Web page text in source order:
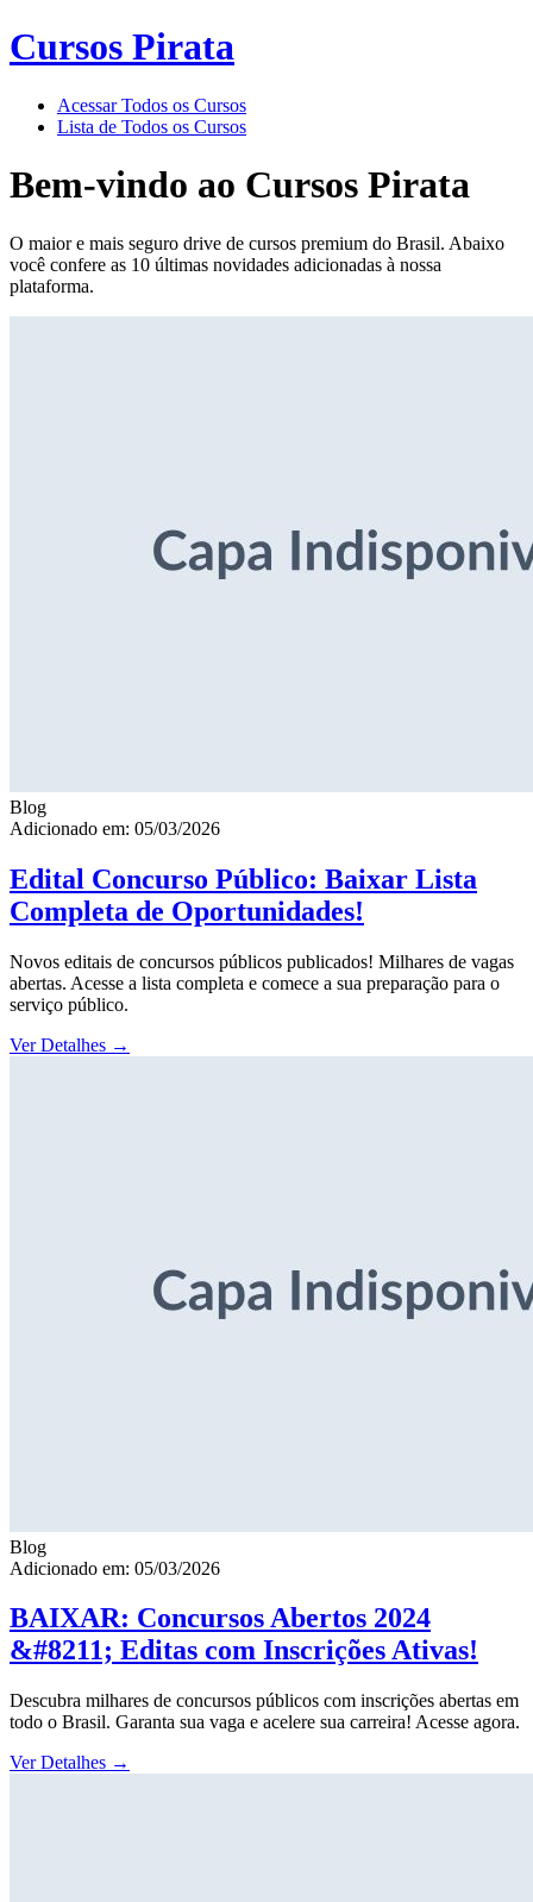
Cursos Pirata
Acessar Todos os Cursos
Lista de Todos os Cursos
Bem-vindo ao Cursos Pirata
O maior e mais seguro drive de cursos premium do Brasil. Abaixo
você confere as 10 últimas novidades adicionadas à nossa
plataforma.
Blog
Adicionado em: 05/03/2026
Edital Concurso Público: Baixar Lista
Completa de Oportunidades!
Novos editais de concursos públicos publicados! Milhares de vagas
abertas. Acesse a lista completa e comece a sua preparação para o
serviço público.
Ver Detalhes →
Blog
Adicionado em: 05/03/2026
BAIXAR: Concursos Abertos 2024
&#8211; Editas com Inscrições Ativas!
Descubra milhares de concursos públicos com inscrições abertas em
todo o Brasil. Garanta sua vaga e acelere sua carreira! Acesse agora.
Ver Detalhes →